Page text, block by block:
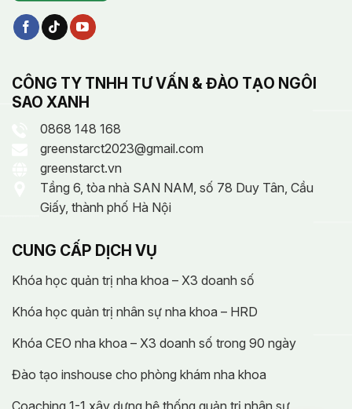
CÔNG TY TNHH TƯ VẤN & ĐÀO TẠO NGÔI
SAO XANH
0868 148 168
greenstarct2023@gmail.com
greenstarct.vn
Tầng 6, tòa nhà SAN NAM, số 78 Duy Tân, Cầu
Giấy, thành phố Hà Nội
CUNG CẤP DỊCH VỤ
Khóa học quản trị nha khoa – X3 doanh số
Khóa học quản trị nhân sự nha khoa – HRD
Khóa CEO nha khoa – X3 doanh số trong 90 ngày
Đào tạo inshouse cho phòng khám nha khoa